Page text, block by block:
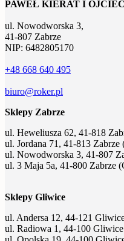
PAWEŁ KIERAT I OJCIEC
ul. Nowodworska 3,
41-807 Zabrze
NIP: 6482805170
+48 668 640 495
biuro@roker.pl
Sklepy Zabrze
ul. Heweliusza 62, 41-818
ul. Jordana 71, 41-813 Zabrze
ul. Nowodworska 3, 41-807
ul. 3 Maja 5a, 41-800 Zabrze
Sklepy Gliwice
ul. Andersa 12, 44-121
ul. Radiowa 1, 44-100 Gliwice